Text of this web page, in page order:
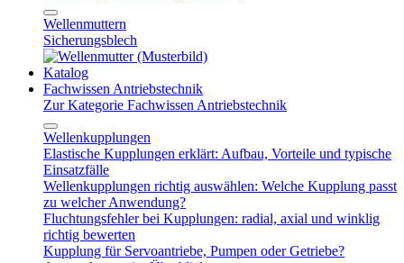
Wellenmuttern
Sicherungsblech
Katalog
Fachwissen Antriebstechnik
Zur Kategorie Fachwissen Antriebstechnik
Wellenkupplungen
Elastische Kupplungen erklärt: Aufbau, Vorteile und typische
Einsatzfälle
Wellenkupplungen richtig auswählen: Welche Kupplung passt
zu welcher Anwendung?
Fluchtungsfehler bei Kupplungen: radial, axial und winklig
richtig bewerten
Kupplung für Servoantriebe, Pumpen oder Getriebe?